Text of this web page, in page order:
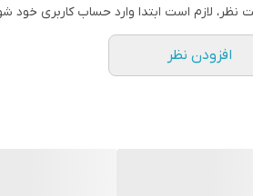
نظر، لازم است ابتدا وارد حساب کاربری خود
افزودن نظر